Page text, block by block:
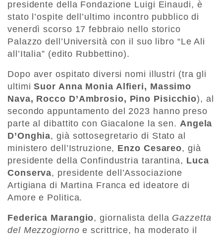
presidente della Fondazione Luigi Einaudi, è
stato l’ospite dell’ultimo incontro pubblico di
venerdì scorso 17 febbraio nello storico
Palazzo dell’Università con il suo libro “Le Ali
all’Italia” (edito Rubbettino).
Dopo aver ospitato diversi nomi illustri (tra gli
ultimiSuor Anna Monia Alfieri, Massimo
Nava, Rocco D’Ambrosio, Pino Pisicchio), al
secondo appuntamento del 2023 hanno preso
parte al dibattito con Giacalone la sen. Angela
D’Onghia, già sottosegretario di Stato al
ministero dell’Istruzione, Enzo Cesareo, già
presidente della Confindustria tarantina, Luca
Conserva, presidente dell’Associazione
Artigiana di Martina Franca ed ideatore di
Amore e Politica.
Federica Marangio, giornalista della Gazzetta
del Mezzogiorno e scrittrice, ha moderato il